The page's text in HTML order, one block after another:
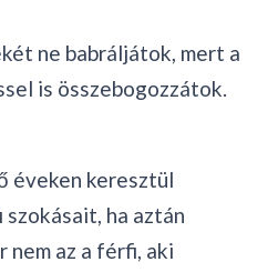
ne babráljátok, mert a
is összebogozzátok.
éveken keresztül
ha aztán
nem az a férfi, aki